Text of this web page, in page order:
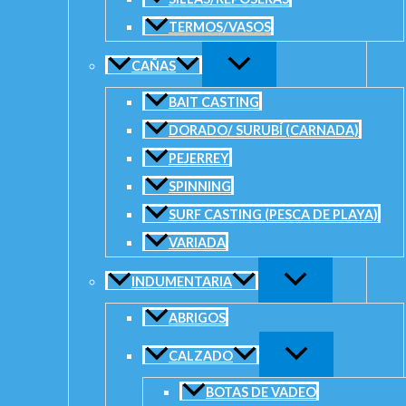
TERMOS/VASOS
CAÑAS
BAIT CASTING
DORADO/ SURUBÍ (CARNADA)
PEJERREY
SPINNING
SURF CASTING (PESCA DE PLAYA)
VARIADA
INDUMENTARIA
ABRIGOS
CALZADO
BOTAS DE VADEO
Añadir a la lista de deseos
Información adicional
Valoraciones (0)
Pinza Mustad MT114 te permitirá abrir las anillas, sacar
adecuada a su lado. Estas pinzas están fabricados con acero
extra comodidad estos alicates tienen mangos de agarre de golf.
Acabado en níquel perlado.